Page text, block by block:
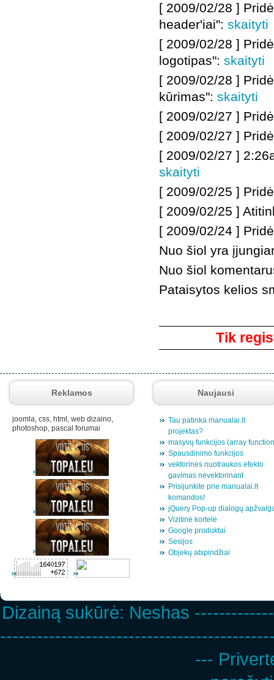
[ 2009/02/28 ]
header'iai": skaityti
[ 2009/02/28 ]
logotipas": skaityti
[ 2009/02/28 ]
kūrimas": skaityti
[ 2009/02/27 ]
[ 2009/02/27 ]
[ 2009/02/27 ]
skaityti
[ 2009/02/25 ]
[ 2009/02/25 ]
[ 2009/02/24 ]
Nuo šiol yra
Nuo šiol
Pataisytos kelios
Tik
Reklamos
joomla, css, html, web dizaino,
photoshop, pascal forumai
Naujausi
Tau patinka manualai.lt
projektas?
masyvų funkcijos (array
Spausdinimo funkcijos
vektorines nuotraukos efekto
gavimas nevektorinant
Prisijunkite prie manualai.lt
komandos!
jQuery Pop-up dialogų
Vizitinė kortelė
Google produktai
Sesijos
Objekų atspindžiai
Dizainą sukūrė: Neshas
---